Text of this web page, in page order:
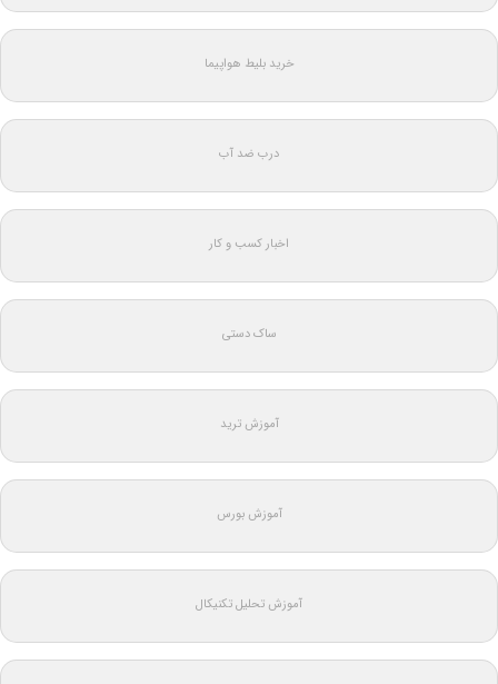
خرید بلیط هواپیما
درب ضد آب
اخبار کسب و کار
ساک دستی
آموزش ترید
آموزش بورس
آموزش تحلیل تکنیکال